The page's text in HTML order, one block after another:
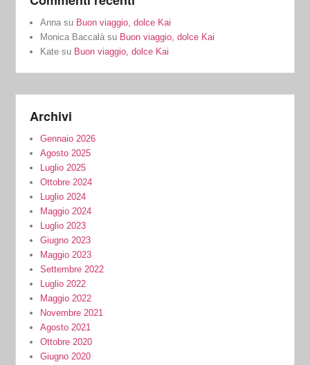
Anna su Buon viaggio, dolce Kai
Monica Baccalà su Buon viaggio, dolce Kai
Kate su Buon viaggio, dolce Kai
Archivi
Gennaio 2026
Agosto 2025
Luglio 2025
Ottobre 2024
Luglio 2024
Maggio 2024
Luglio 2023
Giugno 2023
Maggio 2023
Settembre 2022
Luglio 2022
Maggio 2022
Novembre 2021
Agosto 2021
Ottobre 2020
Giugno 2020